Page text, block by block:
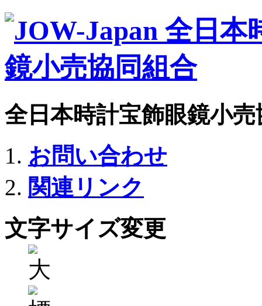
全日本時計宝飾眼鏡小
お問い合わせ
関連リンク
文字サイズ変更